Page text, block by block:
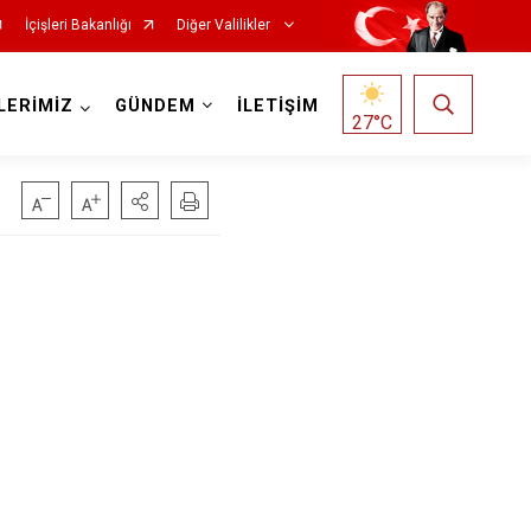
İçişleri Bakanlığı Diğer Valilikler
GÜNDEM İLETİŞİM
27°C